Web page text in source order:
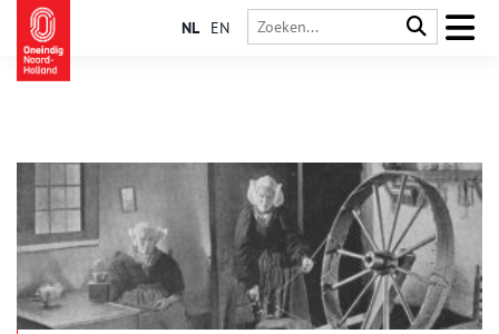
NL EN